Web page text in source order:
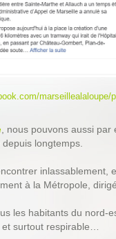
marseillealaloupe/
, nous pouvons aussi
longtemps.
inlassablement,
à la Métropole,
les habitants du nord-
surtout respirable…